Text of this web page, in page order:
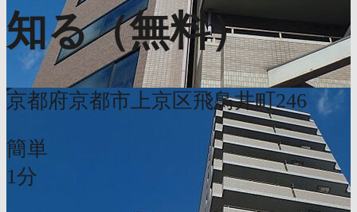
知る（無料）
京都府京都市上京区飛鳥井町246
簡単
1分